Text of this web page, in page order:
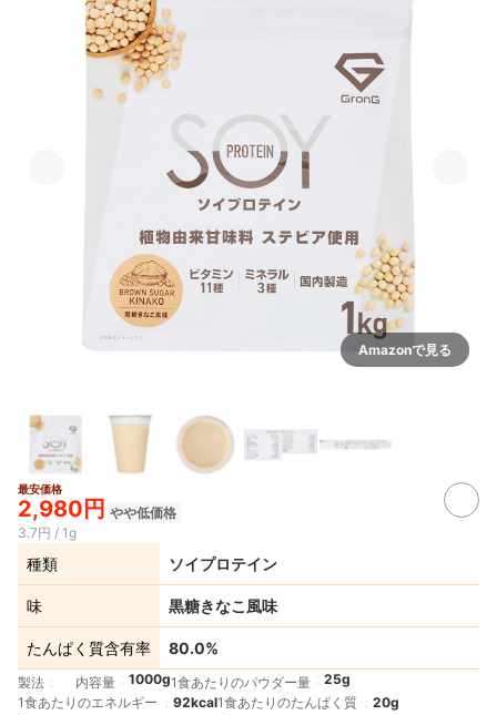
Amazonで見る
最安価格
2,980円 やや低価格
3.7円 / 1g
種類 ソイプロテイン
味 黒糖きなこ風味
たんぱく質含有率 80.0%
製法 内容量 1000g1食あたりのパウダー量
25g
1食あたりのエネルギー
92kcal1食あたりのたんぱく質
20g